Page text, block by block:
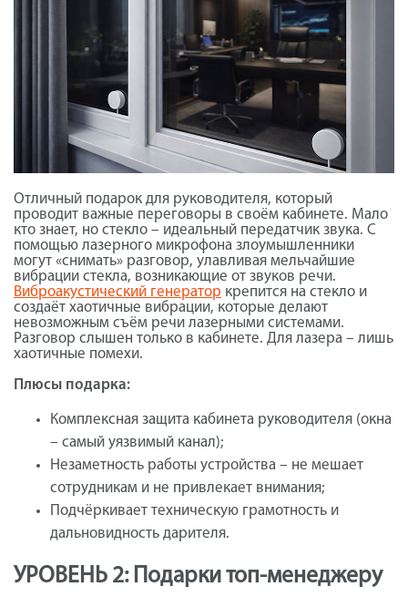
Отличный подарок для руководителя, который
проводит важные переговоры в своём кабинете. Мало
кто знает, но стекло – идеальный передатчик звука. С
помощью лазерного микрофона злоумышленники
могут «снимать» разговор, улавливая мельчайшие
вибрации стекла, возникающие от звуков речи.
Виброакустический генератор крепится на стекло и
создаёт хаотичные вибрации, которые делают
невозможным съём речи лазерными системами.
Разговор слышен только в кабинете. Для лазера – лишь
хаотичные помехи.
Плюсы подарка:
Комплексная защита кабинета руководителя (окна
– самый уязвимый канал);
Незаметность работы устройства – не мешает
сотрудникам и не привлекает внимания;
Подчёркивает техническую грамотность и
дальновидность дарителя.
УРОВЕНЬ 2: Подарки топ-менеджеру